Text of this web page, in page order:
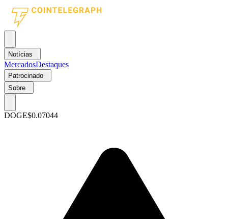
Notícias
MercadosDestaques
Patrocinado
Sobre
DOGE$0.07044